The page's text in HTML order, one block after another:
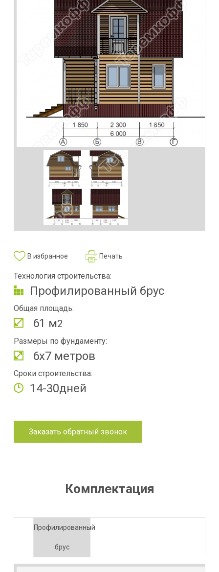
В избранное Печать
Технология строительства:
Профилированный брус
Общая площадь:
61 м2
Размеры по фундаменту:
6х7 метров
Сроки строительства:
14-30дней
Заказать обратный звонок
Комплектация
Профилированный
брус